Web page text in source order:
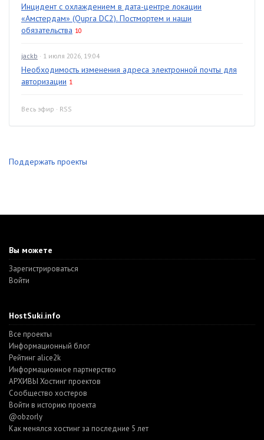
Инцидент с охлаждением в дата-центре локации
«Амстердам» (Qupra DC2). Постмортем и наши
обязательства 10
jackb · 1 июля 2026, 19:04
Необходимость изменения адреса электронной почты для
авторизации 1
Весь эфир · RSS
Поддержать проекты
Вы можете
Зарегистрироваться
Войти
HostSuki.info
Все проекты
Информационный блог
Рейтинг alice2k
Информационное партнерство
АРХИВЫ Хостинг проектов
Cообщество хостеров
Войти в историю проекта
@obzorly
Как менялся хостинг за последние 5 лет